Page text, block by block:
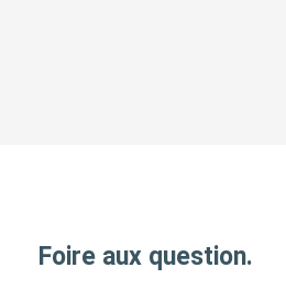
Foire aux question.